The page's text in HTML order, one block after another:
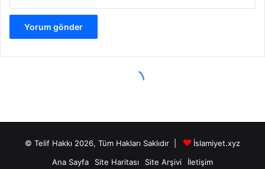
© Telif Hakkı 2026, Tüm Hakları Saklıdır |
İslamiyet.xyz
Ana Sayfa
Site Haritası Site Arşivi İletişim